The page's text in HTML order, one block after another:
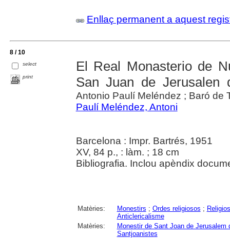
Enllaç permanent a aquest
8 / 10
select
print
El Real Monasterio de
San Juan de Jerusalen
Antonio Paulí Meléndez ; Baró de
Paulí Meléndez, Antoni
Barcelona : Impr. Bartrés, 1951
XV, 84 p., : làm. ; 18 cm
Bibliografia. Inclou apèndix
Matèries: Monestirs ; Ordes religiosos ;
Anticlericalisme
Matèries:
Monestir de Sant Joan de Jerusalem
Santjoanistes